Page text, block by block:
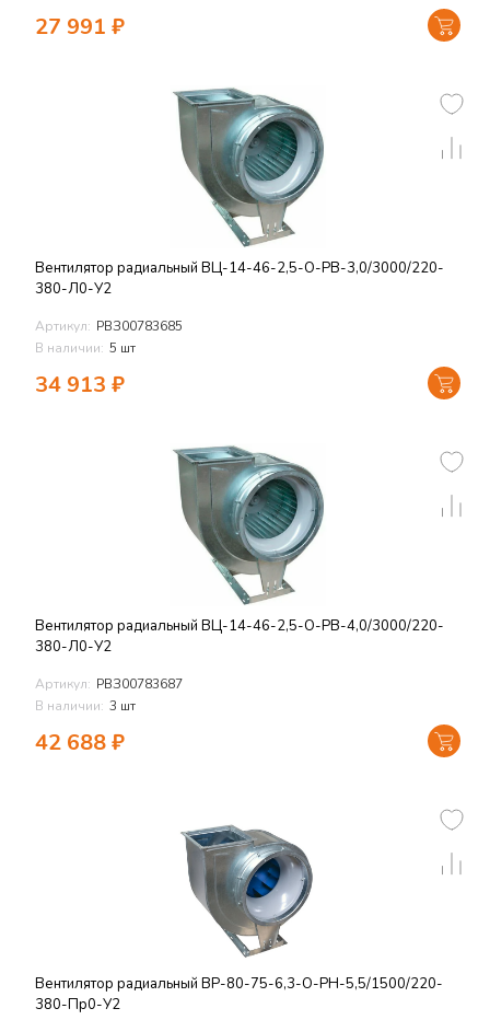
27 991 ₽
Вентилятор радиальный ВЦ-14-46-2,5-О-РВ-3,0/3000/220-
380-Л0-У2
Артикул: РВЗ00783685
В наличии: 5 шт
34 913 ₽
Вентилятор радиальный ВЦ-14-46-2,5-О-РВ-4,0/3000/220-
380-Л0-У2
Артикул: РВЗ00783687
В наличии: 3 шт
42 688₽
Вентилятор радиальный ВР-80-75-6,3-О-РН-5,5/1500/220-
380-Пр0-У2